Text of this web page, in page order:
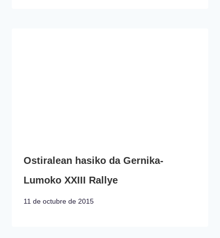
Ostiralean hasiko da Gernika-
Lumoko XXIII Rallye
11 de octubre de 2015